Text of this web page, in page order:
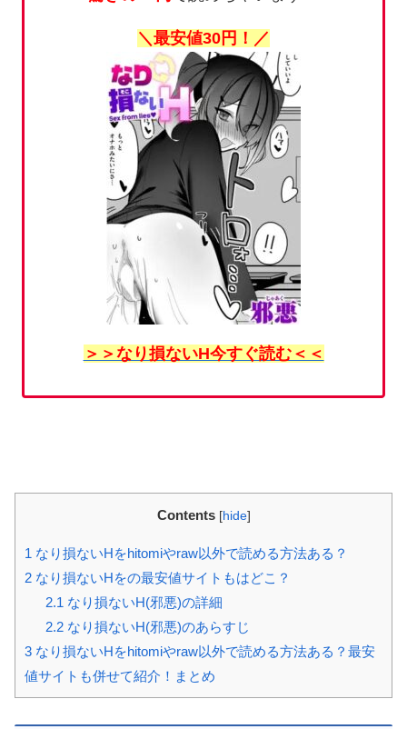
＼最安値30円！／
＞＞なり損ないH今すぐ読む＜＜
Contents [hide]
1 なり損ないHをhitomiやraw以外で読める方法ある？
2 なり損ないHをの最安値サイトもはどこ？
2.1 なり損ないH(邪悪)の詳細
2.2なり損ないH(邪悪)のあらすじ
3 なり損ないHをhitomiやraw以外で読める方法ある？最安
値サイトも併せて紹介！まとめ